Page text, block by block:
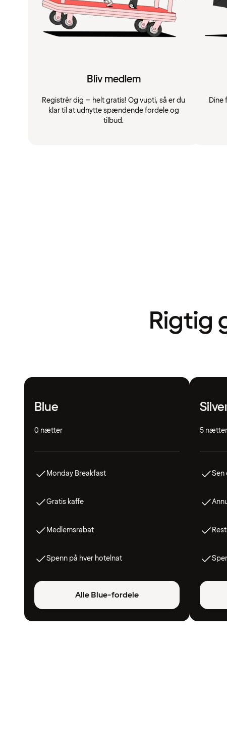
Bliv medlem
Registrér dig – helt gratis! Og vupti, så er du
klar til at udnytte spændende fordele og
tilbud.
Dine
Rigtig
Blue
0 nætter
Monday Breakfast
Gratis kaffe
Medlemsrabat
Spenn på hver hotelnat
Alle Blue-fordele
5 nætter
Sen